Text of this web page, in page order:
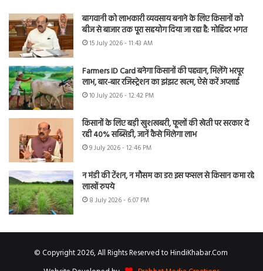
बागवानी को लाभकारी व्यवसाय बनाने के लिए किसानों को
बीज से बाजार तक पूरा सहयोग दिया जा रहा है: मोहिंदर भगत
15 July 2026 - 11:43 AM
Farmers ID Card बनेगा किसानों की पहचान, मिलेंगे भरपूर
लाभ, बार-बार रजिस्ट्रेशन का झंझट खत्म, ऐसे करें अप्लाई
10 July 2026 - 12:42 PM
किसानों के लिए बड़ी खुशखबरी, फूलों की खेती पर सरकार दे
रही 40% सब्सिडी, जानें कैसे मिलेगा लाभ
9 July 2026 - 12:46 PM
न मंडी की टेंशन, न मौसम का डर! इस फसल से किसान कमा रहे
लाखों रुपये
8 July 2026 - 6:07 PM
© Copyright 2026, All Rights Reserved to HindiKhabar.Com